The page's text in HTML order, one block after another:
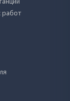
работ